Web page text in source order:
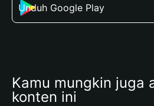
Unduh Google Play
Kamu mungkin juga
konten ini